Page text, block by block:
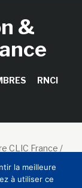
&
RNCI
CLIC France /
la meilleure
à utiliser ce